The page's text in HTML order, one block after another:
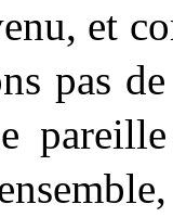
et
pas